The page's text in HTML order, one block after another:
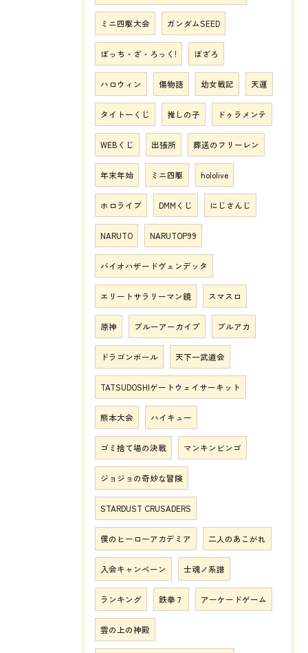
ミニ四駆大会 ガンダムSEED
ぼっち・ざ・ろっく! ぼざろ
ハロウィン 傷物語 幼女戦記 天運
タイトーくじ 推しの子 ドゥラメンテ
WEBくじ 出張所 葬送のフリーレン
年末年始 ミニ四駆 hololive
ホロライブ DMMくじ にじさんじ
NARUTO NARUTOP99
バイオハザードヴェンデッタ
エリートサラリーマン鏡 スマスロ
原神 ブルーアーカイブ ブルアカ
ドラゴンボール 天下一武道会
TATSUDOSHIゲートウェイサーキット
熊本大会 ハイキュー
ゴミ捨て場の決戦 マンキンビンゴ
ジョジョの奇妙な冒険
STARDUST CRUSADERS
僕のヒーローアカデミア 二人のあこがれ
入会キャンペーン 士魂ノ系譜
ランキング 鉄拳７ アーケードゲーム
雲の上の神殿